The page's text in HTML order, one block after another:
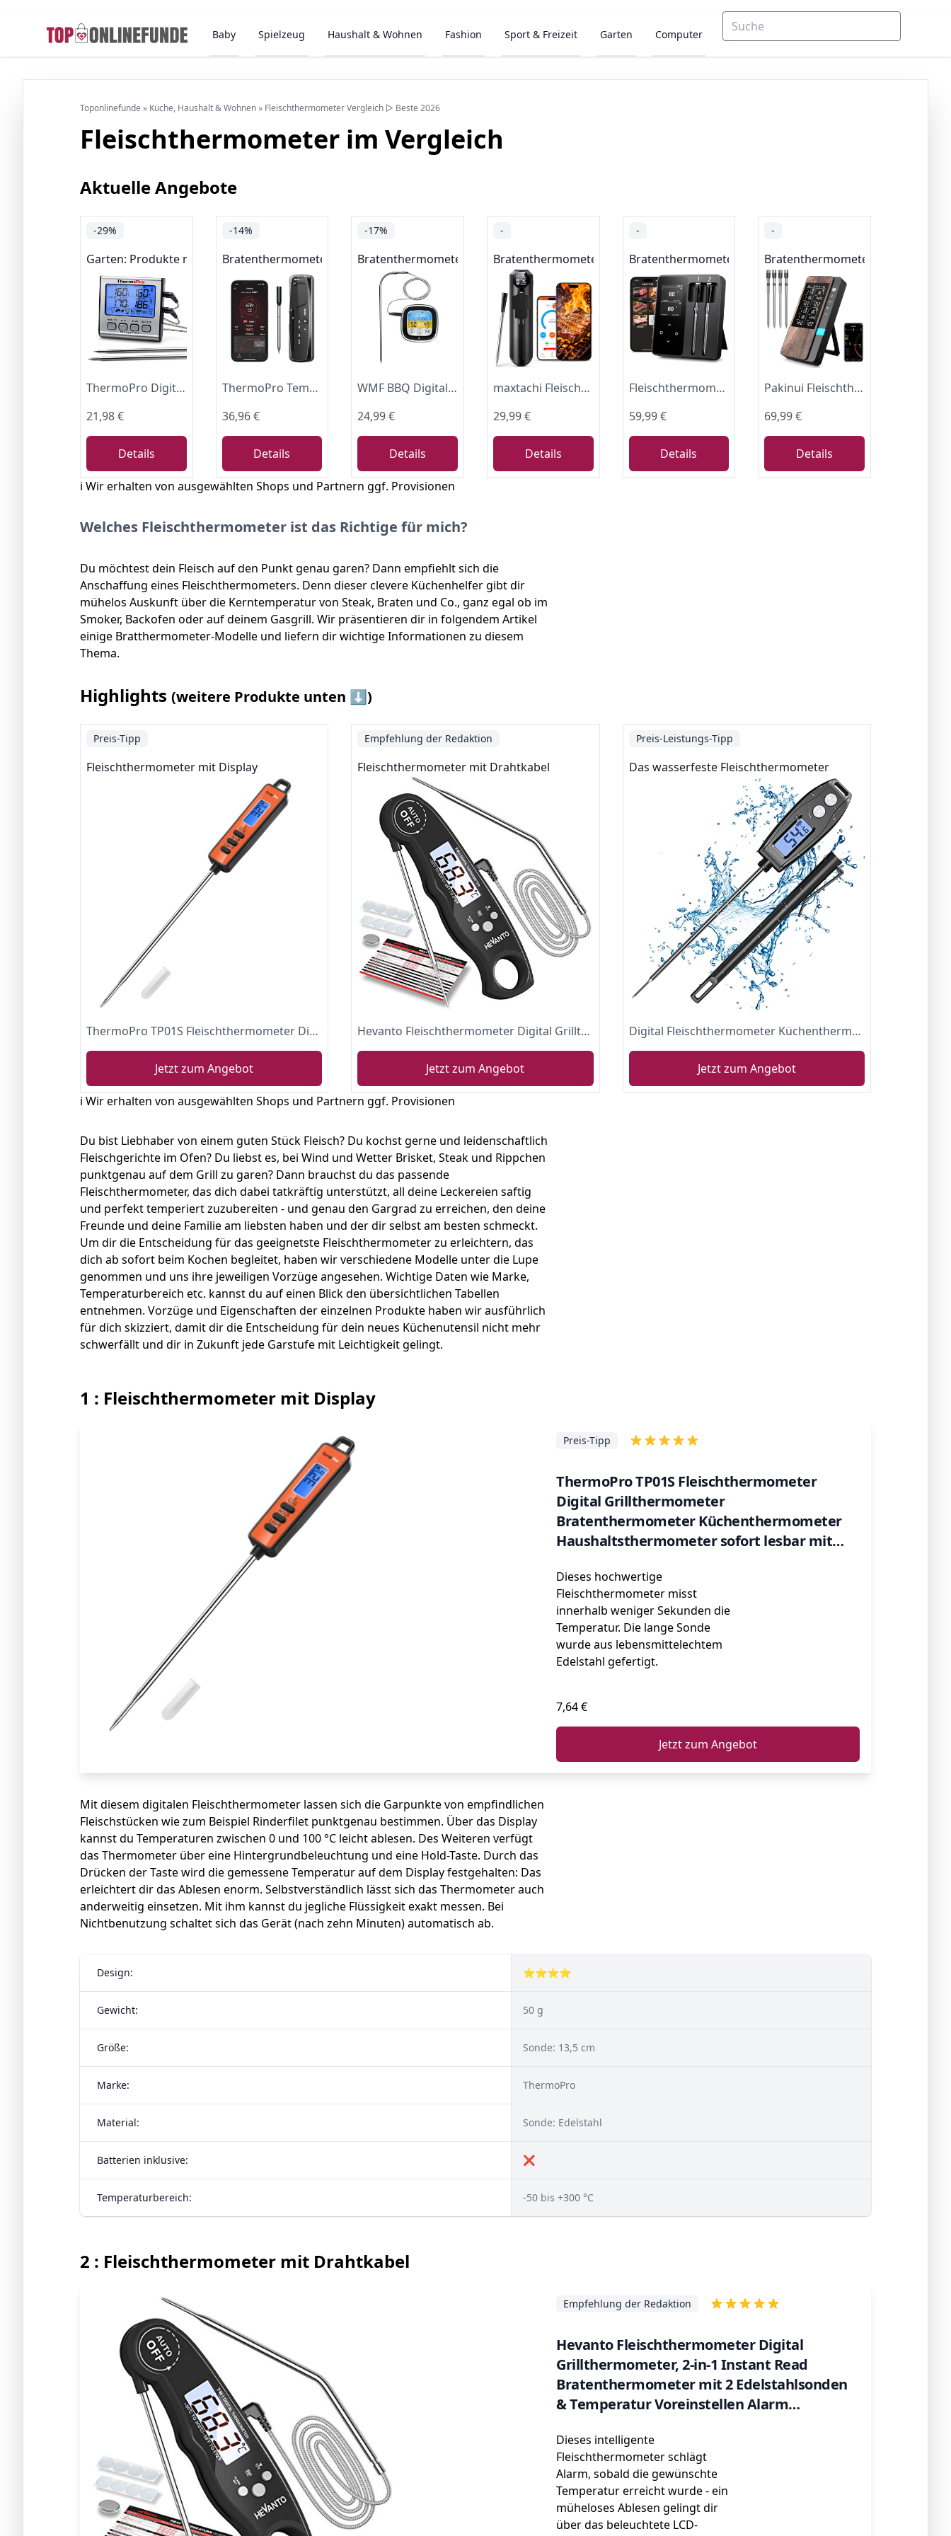
Baby Spielzeug Haushalt & Wohnen Fashion Sport & Freizeit Garten Computer
Toponlinefunde » Küche, Haushalt & Wohnen» Fleischthermometer Vergleich ▷ Beste 2026
Fleischthermometer im Vergleich
Aktuelle Angebote
-29%
Garten: Produkte mit Umwelt-Label
ThermoPro Digitales Grill-Thermometer Bratenthermometer Fleischthermometer Küchenthermometer, zwei Edelstahlsonden, Blaue Hinterbeleuchtung, Temperaturbereich bis 300°C TP17
21,98 €
Details
-14%
Bratenthermometer
ThermoPro TempPro Fleischthermometer 150m Kabellos Grillthermometer Bluetooth IP67 Kerntemperaturmesser Bratenthermometer für Backofen, Grill, Rotisserie, Sicher im Geschirrspüler TP961
36,96 €
Details
-17%
Bratenthermometer
WMF BBQ Digitales Thermometer, Fleischthermometer, Thermometer Küche, Bratenthermometer, Grillthermometer mit 5 Garstufen, LED-Touchdisplay, Timer, Magnethalterung
24,99 €
Details
-
Bratenthermometer
maxtachi Fleischthermometer Kabellos, Bluetooth mit App, LCD-Display
29,99 €
Details
-
Bratenthermometer
Fleischthermometer Kabelloses mit 2 Sonden, Große LCD-Display, 130m Bluetooth Bratenthermometer mit Smart APP, Grillthermometer für BBQ, Ofen, Grill, Smoker, Bratpfanne, Airfryer, IP67 Wasserdicht
59,99 €
Details
-
Bratenthermometer
Pakinui Fleischthermometer Kabellos 4er-Pack, Bluetooth Grillthermometer mit App, IP67 Wasserdicht Bratenthermometer Kabellos, Meat Grill Thermometer für Backofen Grill Smoker Rotisserie Airfryer
69,99 €
Details
ℹ️ Wir erhalten von ausgewählten Shops und Partnern ggf. Provisionen
Welches Fleischthermometer ist das Richtige für mich?
Du möchtest dein Fleisch auf den Punkt genau garen? Dann empfiehlt sich die
Anschaffung eines Fleischthermometers. Denn dieser clevere Küchenhelfer gibt dir
mühelos Auskunft über die Kerntemperatur von Steak, Braten und Co., ganz egal ob im
Smoker, Backofen oder auf deinem Gasgrill. Wir präsentieren dir in folgendem Artikel
einige Bratthermometer-Modelle und liefern dir wichtige Informationen zu diesem
Thema.
Highlights (weitere Produkte unten ⬇️)
Preis-Tipp
Fleischthermometer mit Display
ThermoPro TP01S Fleischthermometer Digital Grillthermometer Bratenthermometer Küchenthermometer Haushaltsthermometer sofort lesbar mit Langer Sonde für Braten, Grill, BBQ, Smoker
Jetzt zum Angebot
Empfehlung der Redaktion
Fleischthermometer mit Drahtkabel
Hevanto Fleischthermometer Digital Grillthermometer, 2-in-1 Instant Read Bratenthermometer mit 2 Edelstahlsonden & Temperatur Voreinstellen Alarm Küchenthermometer für Küche, Braten, Grill, BBQ
Jetzt zum Angebot
Preis-Leistungs-Tipp
Das wasserfeste Fleischthermometer
Digital Fleischthermometer Küchenthermometer, Cocoda 5.2'' Instant Read Thermometer Küche mit LCD Bildschirm
Jetzt zum Angebot
ℹ️ Wir erhalten von ausgewählten Shops und Partnern ggf. Provisionen
Du bist Liebhaber von einem guten Stück Fleisch? Du kochst gerne und leidenschaftlich
Fleischgerichte im Ofen? Du liebst es, bei Wind und Wetter Brisket, Steak und Rippchen
punktgenau auf dem Grill zu garen? Dann brauchst du das passende
Fleischthermometer, das dich dabei tatkräftig unterstützt, all deine Leckereien saftig
und perfekt temperiert zuzubereiten - und genau den Gargrad zu erreichen, den deine
Freunde und deine Familie am liebsten haben und der dir selbst am besten schmeckt.
Um dir die Entscheidung für das geeignetste Fleischthermometer zu erleichtern, das
dich ab sofort beim Kochen begleitet, haben wir verschiedene Modelle unter die Lupe
genommen und uns ihre jeweiligen Vorzüge angesehen. Wichtige Daten wie Marke,
Temperaturbereich etc. kannst du auf einen Blick den übersichtlichen Tabellen
entnehmen. Vorzüge und Eigenschaften der einzelnen Produkte haben wir ausführlich
für dich skizziert, damit dir die Entscheidung für dein neues Küchenutensil nicht mehr
schwerfällt und dir in Zukunft jede Garstufe mit Leichtigkeit gelingt.
1 : Fleischthermometer mit Display
ThermoPro TP01S Fleischthermometer
Digital Grillthermometer
Bratenthermometer Küchenthermometer
Haushaltsthermometer sofort lesbar mit
Preis-Tipp
Dieses hochwertige
Fleischthermometer misst
innerhalb weniger Sekunden die
Temperatur. Die lange Sonde
wurde aus lebensmittelechtem
Edelstahl gefertigt.
7,64 €
Jetzt zum Angebot
Mit diesem digitalen Fleischthermometer lassen sich die Garpunkte von empfindlichen
Fleischstücken wie zum Beispiel Rinderfilet punktgenau bestimmen. Über das Display
kannst du Temperaturen zwischen 0 und 100 °C leicht ablesen. Des Weiteren verfügt
das Thermometer über eine Hintergrundbeleuchtung und eine Hold-Taste. Durch das
Drücken der Taste wird die gemessene Temperatur auf dem Display festgehalten: Das
erleichtert dir das Ablesen enorm. Selbstverständlich lässt sich das Thermometer auch
anderweitig einsetzen. Mit ihm kannst du jegliche Flüssigkeit exakt messen. Bei
Nichtbenutzung schaltet sich das Gerät (nach zehn Minuten) automatisch ab.
Design: ⭐⭐⭐⭐
Gewicht: 50 g
Größe: Sonde: 13,5 cm
Marke: ThermoPro
Material: Sonde: Edelstahl
Batterien inklusive: ❌
Temperaturbereich: -50 bis +300 °C
2 : Fleischthermometer mit Drahtkabel
Hevanto Fleischthermometer Digital
Grillthermometer, 2-in-1 Instant Read
Bratenthermometer mit 2 Edelstahlsonden
& Temperatur Voreinstellen Alarm
BBQ
Empfehlung der Redaktion
Dieses intelligente
Fleischthermometer schlägt
Alarm, sobald die gewünschte
Temperatur erreicht wurde - ein
müheloses Ablesen gelingt dir
über das beleuchtete LCD-